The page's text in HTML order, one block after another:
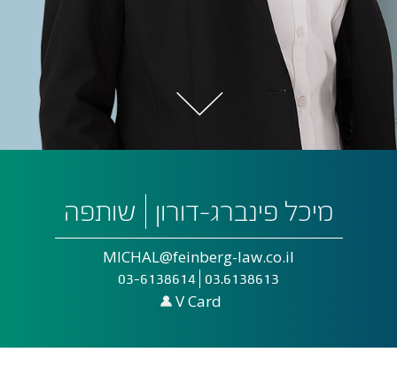
מיכל פינברג-דורון שותפה
MICHAL@feinberg-law.co.il
03.6138613
03-6138614
V Card